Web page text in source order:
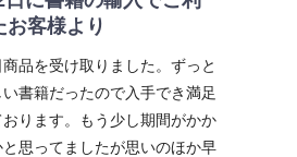
お客様より
品を受け取りました。ずっと
書籍だったので入手でき満足
おります。もう少し期間がかか
と思ってましたが思いのほか早